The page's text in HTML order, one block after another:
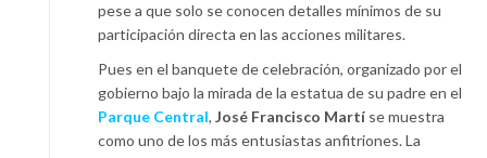
pese a que solo se conocen detalles mínimos de su
participación directa en las acciones militares.
Pues en el banquete de celebración, organizado por el
gobierno bajo la mirada de la estatua de su padre en el
Parque Central, José Francisco Martí se muestra
como uno de los más entusiastas anfitriones. La